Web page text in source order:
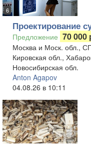
6
Проектирование
Предложение 70 000
Москва и Моск. обл.,
Кировская обл.,
Новосибирская обл.
Anton Agapov
04.08.26 в 10:11